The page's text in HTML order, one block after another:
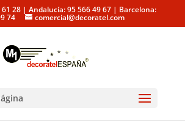
61 28 | Andalucía: 95 566 49 67 | Barcelona:
74 comercial@decoratel.com